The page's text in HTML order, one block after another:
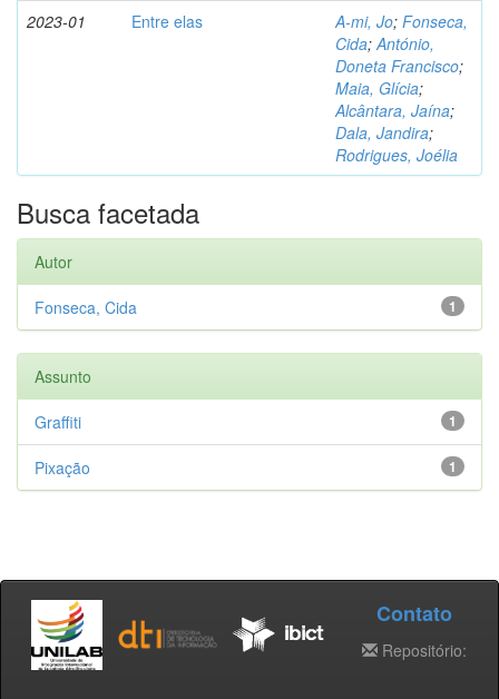
2023-01 Entre elas A-mi, Jo; Fonseca,
Cida;António,
Doneta Francisco;
Maia, Glícia;
Alcântara, Jaína;
Dala, Jandira;
Rodrigues, Joélia
Busca facetada
Autor
1
Fonseca, Cida
Assunto
1
Graffiti
1
Pixação
Contato
Repositório: